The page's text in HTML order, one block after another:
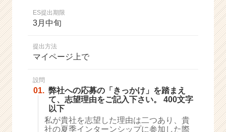
ス
ト
が
く
ES提出期限
3月中旬
提出方法
マイページ上で
設問
01. 弊社への応募の「きっかけ」を踏まえ
て、志望理由をご記入下さい。 400文字
以下
私が貴社を志望した理由は二つあり、貴
社の夏季インターンシップに参加した際